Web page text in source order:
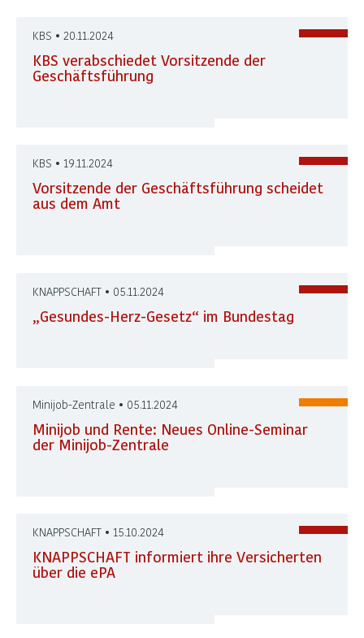
KBS • 20.11.2024
KBS verabschiedet Vorsitzende der
Geschäftsführung
KBS • 19.11.2024
Vorsitzende der Geschäftsführung scheidet
aus dem Amt
KNAPPSCHAFT • 05.11.2024
„Gesundes-Herz-Gesetz“ im Bundestag
Minijob-Zentrale • 05.11.2024
Minijob und Rente: Neues Online-Seminar
der Minijob-Zentrale
KNAPPSCHAFT • 15.10.2024
KNAPPSCHAFT informiert ihre Versicherten
über die ePA